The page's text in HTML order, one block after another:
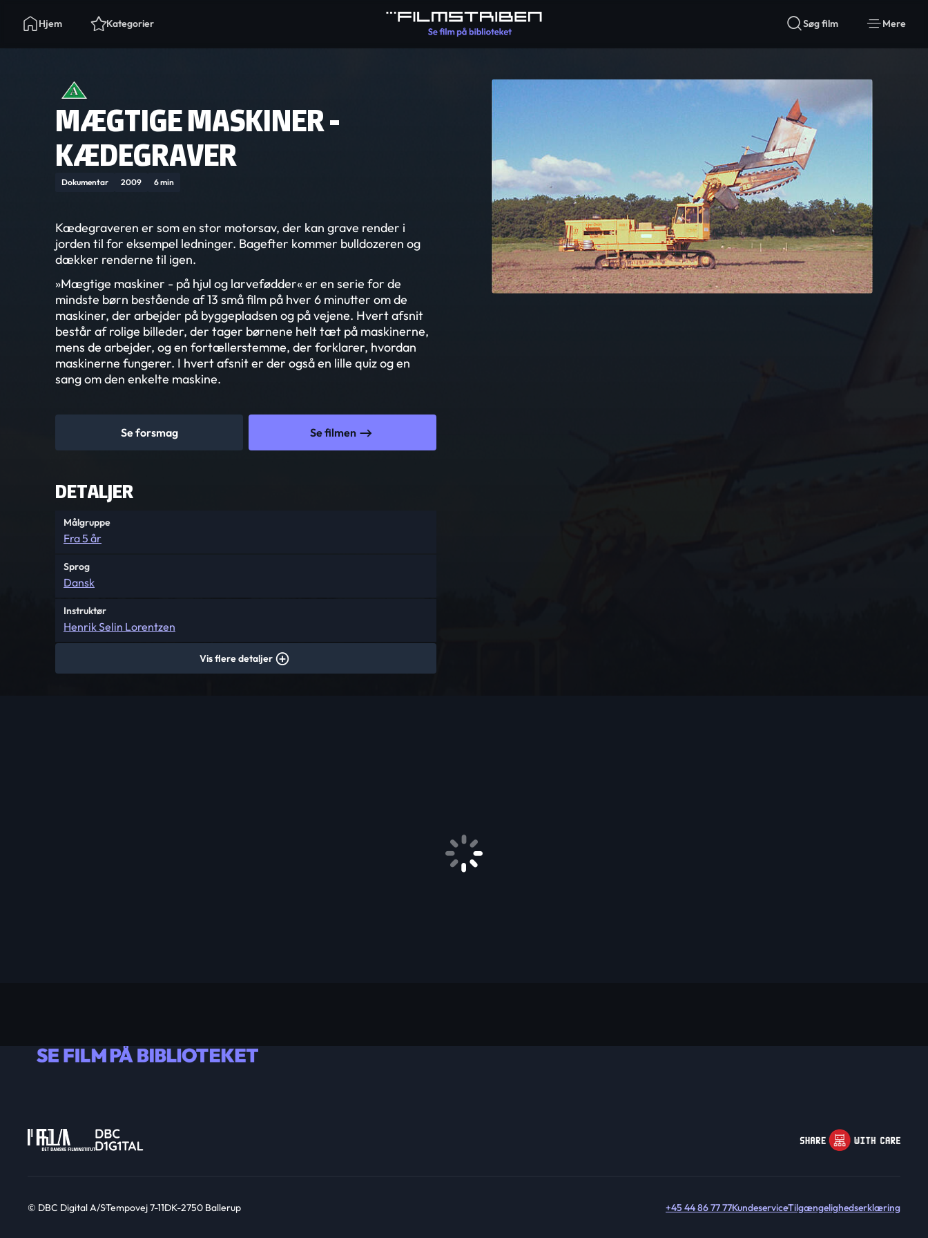
Hjem Kategorier Søg film Mere
MÆGTIGE MASKINER -
KÆDEGRAVER
Dokumentar 2009 6 min
Kædegraveren er som en stor motorsav, der kan grave render i
jorden til for eksempel ledninger. Bagefter kommer bulldozeren og
dækker renderne til igen.
»Mægtige maskiner - på hjul og larvefødder« er en serie for de
mindste børn bestående af 13 små film på hver 6 minutter om de
maskiner, der arbejder på byggepladsen og på vejene. Hvert afsnit
består af rolige billeder, der tager børnene helt tæt på maskinerne,
mens de arbejder, og en fortællerstemme, der forklarer, hvordan
maskinerne fungerer. I hvert afsnit er der også en lille quiz og en
sang om den enkelte maskine.
Se forsmag Se filmen
DETALJER
Målgruppe
Fra 5 år
Sprog
Dansk
Instruktør
Henrik Selin Lorentzen
Vis flere detaljer
© DBC Digital A/STempovej 7-11DK-2750 Ballerup +45 44 86 77 77KundeserviceTilgængelighedserklæring